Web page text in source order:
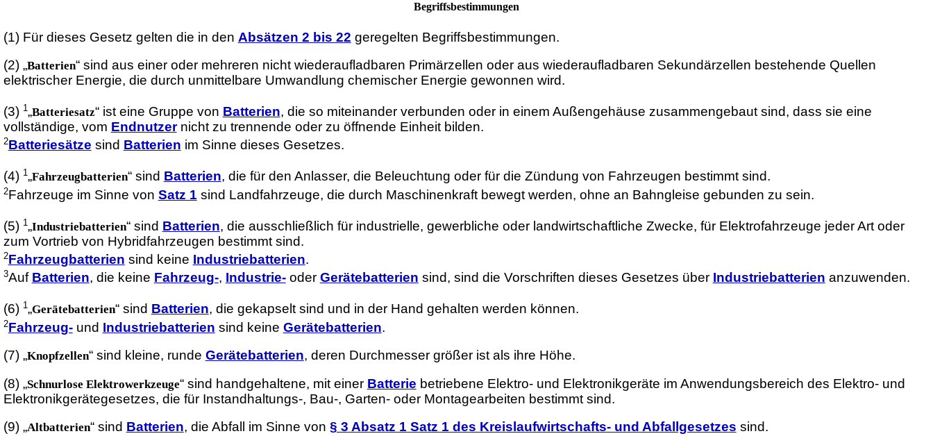
Begriffsbestimmungen
(1) Für dieses Gesetz gelten die in den Absätzen 2 bis 22 geregelten Begriffsbestimmungen.
(2) „Batterien“ sind aus einer oder mehreren nicht wiederaufladbaren Primärzellen oder aus wiederaufladbaren Sekundärzellen bestehende Quellen
elektrischer Energie, die durch unmittelbare Umwandlung chemischer Energie gewonnen wird.
(3) 1„Batteriesatz“ ist eine Gruppe von Batterien, die so miteinander verbunden oder in einem Außengehäuse zusammengebaut sind, dass sie eine
vollständige, vom Endnutzernicht zu trennende oder zu öffnende Einheit bilden.
2Batteriesätze sind Batterien im Sinne dieses Gesetzes.
(4) 1„Fahrzeugbatterien“ sind Batterien, die für den Anlasser, die Beleuchtung oder für die Zündung von Fahrzeugen bestimmt sind.
2Fahrzeuge im Sinne von Satz 1 sind Landfahrzeuge, die durch Maschinenkraft bewegt werden, ohne an Bahngleise gebunden zu sein.
(5) 1„Industriebatterien“ sind Batterien, die ausschließlich für industrielle, gewerbliche oder landwirtschaftliche Zwecke, für Elektrofahrzeuge jeder Art oder
zum Vortrieb von Hybridfahrzeugen bestimmt sind.
2Fahrzeugbatterien sind keine Industriebatterien.
3Auf Batterien, die keine Fahrzeug-, Industrie-oder Gerätebatterien sind, sind die Vorschriften dieses Gesetzes über Industriebatterien anzuwenden.
(6) 1„Gerätebatterien“ sind Batterien, die gekapselt sind und in der Hand gehalten werden können.
2Fahrzeug-und Industriebatterien sind keine Gerätebatterien.
(7) „Knopfzellen“ sind kleine, runde Gerätebatterien, deren Durchmesser größer ist als ihre Höhe.
(8) „Schnurlose Elektrowerkzeuge“ sind handgehaltene, mit einer Batterie betriebene Elektro- und Elektronikgeräte im Anwendungsbereich des Elektro- und
Elektronikgerätegesetzes, die für Instandhaltungs-, Bau-, Garten- oder Montagearbeiten bestimmt sind.
(9) „Altbatterien“ sind Batterien, die Abfall im Sinne von § 3 Absatz 1 Satz 1 des Kreislaufwirtschafts- und Abfallgesetzes sind.